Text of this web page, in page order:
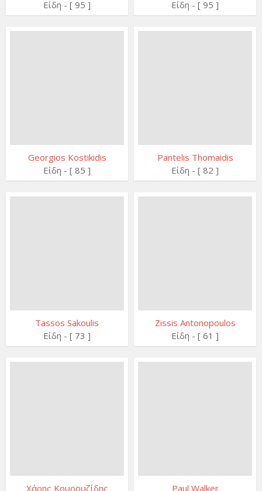
Είδη - [ 95 ] Είδη - [ 95 ]
Georgios Kostikidis
Είδη - [ 85 ]
Pantelis Thomaidis
Είδη - [ 82 ]
Tassos Sakoulis
Είδη - [ 73 ]
Zissis Antonopoulos
Είδη - [ 61 ]
Χάρης Κουρουζίδης
Paul Walker